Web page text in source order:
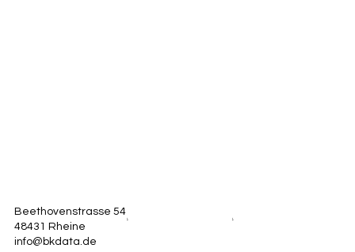
Beethovenstrasse 54
48431 Rheine
info@bkdata.de